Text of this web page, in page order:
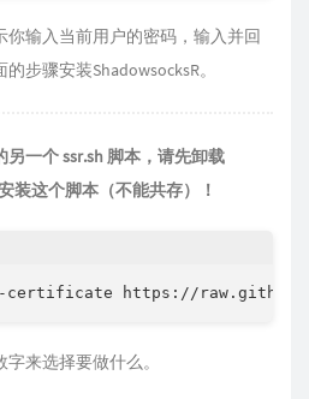
输入当前用户的密码，输入并回
步骤安装ShadowsocksR。
一个 ssr.sh 脚本，请先卸载
装这个脚本（不能共存）！
https://
来选择要做什么。